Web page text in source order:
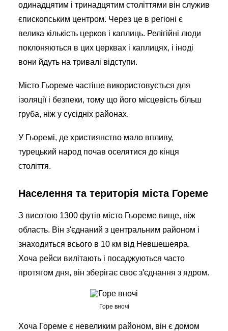
одинадцятим і тринадцятим століттями він служив
єпископським центром. Через це в регіоні є
велика кількість церков і каплиць. Релігійні люди
поклоняються в цих церквах і каплицях, і іноді
вони йдуть на тривалі відступи.
Місто Гьореме частіше використовується для
ізоляції і безпеки, тому що його місцевість більш
груба, ніж у сусідніх районах.
У Гьоремі, де християнство мало впливу,
турецький народ почав оселятися до кінця
століття.
Населення та територія міста Гореме
З висотою 1300 футів місто Гьореме вище, ніж
область. Він з'єднаний з центральним районом і
знаходиться всього в 10 км від Невшешеяра.
Хоча рейси вилітають і посаджуються часто
протягом дня, він зберігає своє з'єднання з ядром.
Горе вночі
Хоча Гореме є невеликим районом, він є домом